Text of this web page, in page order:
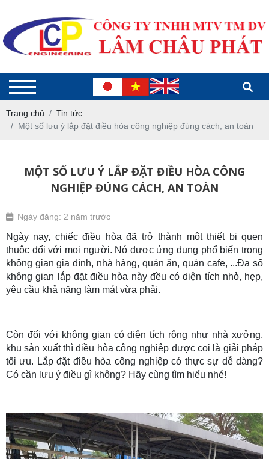
Trang chủ
Tin tức
Một số lưu ý lắp đặt điều hòa công nghiệp đúng cách, an toàn
MỘT SỐ LƯU Ý LẮP ĐẶT ĐIỀU HÒA CÔNG
NGHIỆP ĐÚNG CÁCH, AN TOÀN
Ngày đăng: 2 năm trước
Ngày nay, chiếc điều hòa đã trở thành một thiết bị quen
thuộc đối với mọi người. Nó được ứng dụng phổ biến trong
không gian gia đình, nhà hàng, quán ăn, quán cafe, ...Đa số
không gian lắp đặt điều hòa này đều có diện tích nhỏ, hẹp,
yêu cầu khả năng làm mát vừa phải.
Còn đối với không gian có diện tích rộng như nhà xưởng,
khu sản xuất thì điều hòa công nghiêp được coi là giải pháp
tối ưu. Lắp đặt điều hòa công nghiệp có thực sự dễ dàng?
Có cần lưu ý điều gì không? Hãy cùng tìm hiểu nhé!